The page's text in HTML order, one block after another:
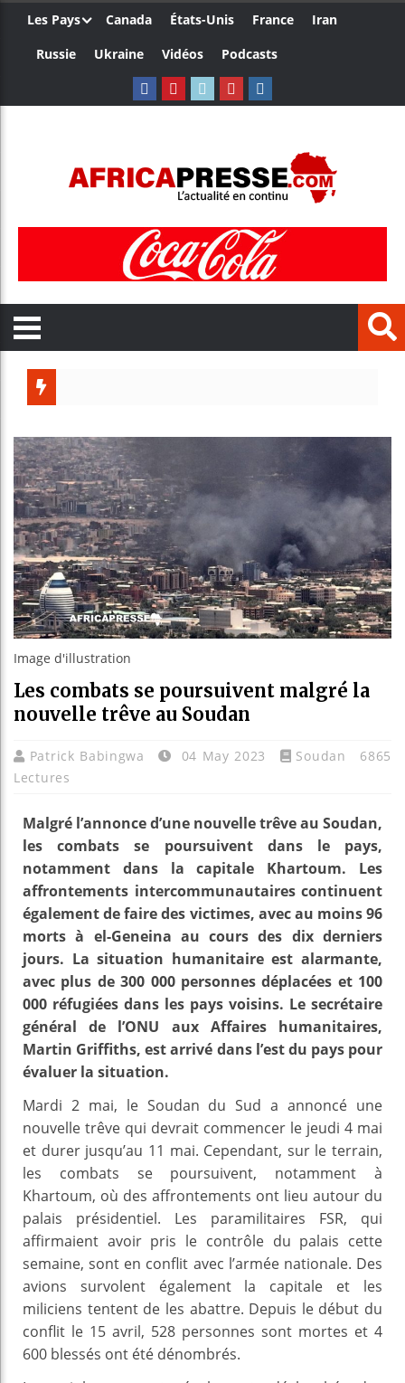
Les Pays Canada États-Unis France
Iran
Russie
Ukraine Vidéos Podcasts
Tunisie
Ceuta
Image d'illustration
Les combats se poursuivent malgré la
nouvelle trêve au Soudan
Patrick Babingwa 04 May 2023 Soudan
6865
Lectures
Malgré l’annonce d’une nouvelle trêve au Soudan,
les combats se poursuivent dans le pays,
notamment dans la capitale Khartoum. Les
affrontements intercommunautaires continuent
également de faire des victimes, avec au moins 96
morts à el-Geneina au cours des dix derniers
jours. La situation humanitaire est alarmante,
avec plus de 300 000 personnes déplacées et 100
000 réfugiées dans les pays voisins. Le secrétaire
général de l’ONU aux Affaires humanitaires,
Martin Griffiths, est arrivé dans l’est du pays pour
évaluer la situation.
Mardi 2 mai, le Soudan du Sud a annoncé une
nouvelle trêve qui devrait commencer le jeudi 4 mai
et durer jusqu’au 11 mai. Cependant, sur le terrain,
les combats se poursuivent, notamment à
Khartoum, où des affrontements ont lieu autour du
palais présidentiel. Les paramilitaires FSR, qui
affirmaient avoir pris le contrôle du palais cette
semaine, sont en conflit avec l’armée nationale. Des
avions survolent également la capitale et les
miliciens tentent de les abattre. Depuis le début du
conflit le 15 avril, 528 personnes sont mortes et 4
600 blessés ont été dénombrés.